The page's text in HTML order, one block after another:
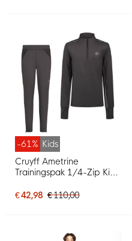
-61% Kids
Cruyff Ametrine
Trainingspak 1/4-Zip Kids
€ 42,98 € 110,00